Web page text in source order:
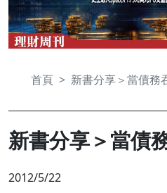
首頁 新書分享＞當債務
新書分享＞當債
2012/5/22